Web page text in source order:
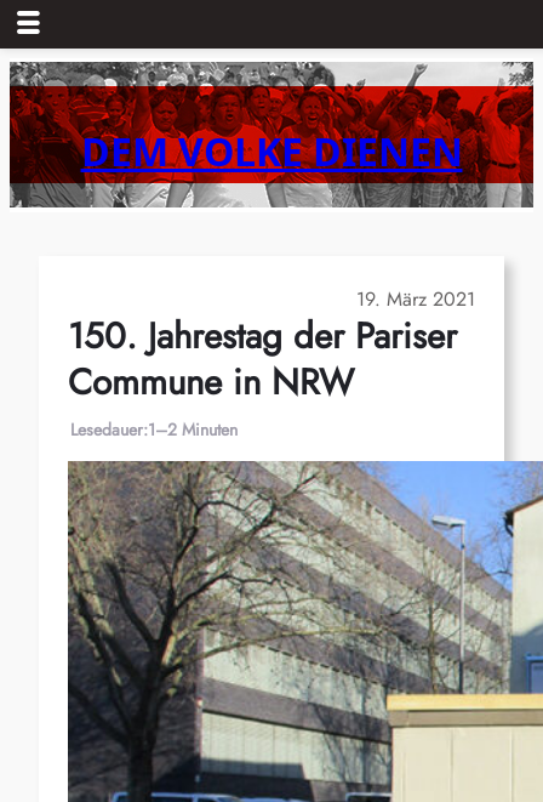
Zum
Inhalt
springenDEM VOLKE DIENEN
19. März 2021
150. Jahrestag der Pariser
Commune in NRW
Lesedauer:1–2 Minuten